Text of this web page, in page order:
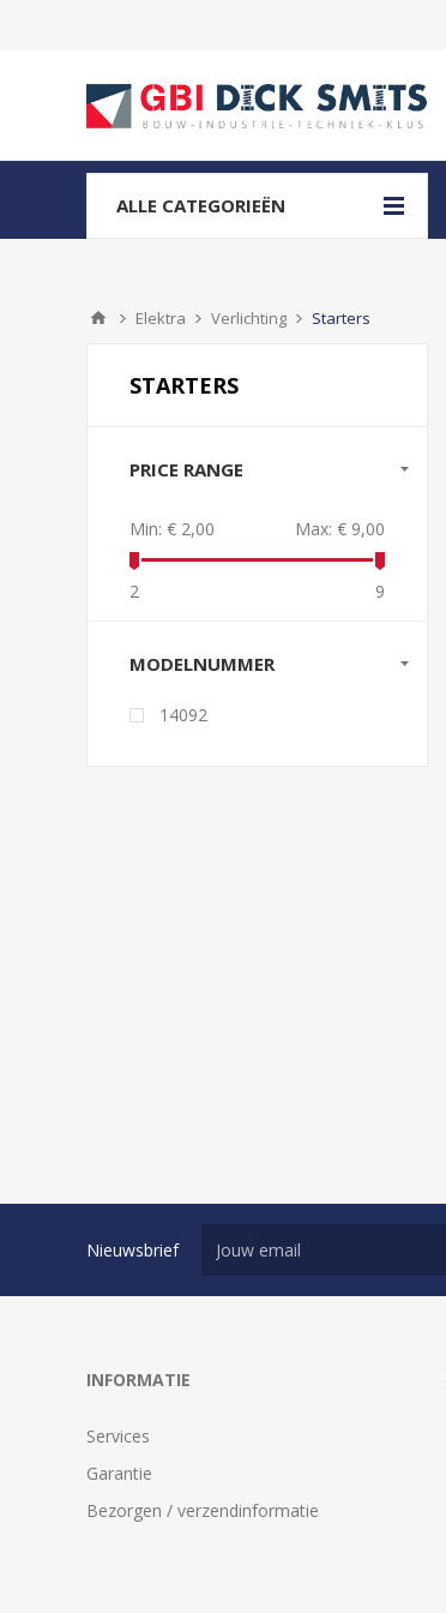
ALLE CATEGORIEËN
Elektra Verlichting Starters
STARTERS
PRICE RANGE
Min: € 2,00 Max: € 9,00
2 9
MODELNUMMER
14092
Nieuwsbrief
INFORMATIE
Services
Garantie
Bezorgen / verzendinformatie